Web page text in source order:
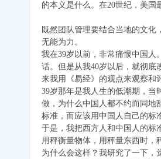
的本义是什么。在20世纪，美国
既然团队管理要结合当地的文
无能为力。
我在39岁以前，非常痛恨中国人
话。但是从我40岁以后，就彻
来我用《易经》的观点来观察和
39岁那年是我人生的低潮期，
做，为什么中国人都不约而同地
标准，而应该用中国人自己的标
于是，我把西方人和中国人的标
用秤衡量物体，用秤量东西时，
为什么会这样？我研究了一下，